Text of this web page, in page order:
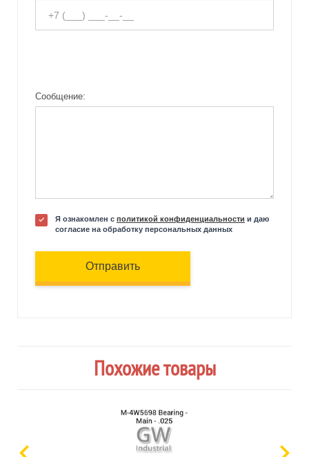
Сообщение:
Я ознакомлен с политикой конфиденциальности и даю
согласие на обработку персональных данных
Отправить
Похожие товары